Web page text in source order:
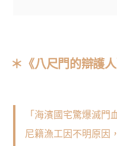
＊《八尺門的辯護人
「海濱國宅驚爆滅
尼籍漁工因不明原因